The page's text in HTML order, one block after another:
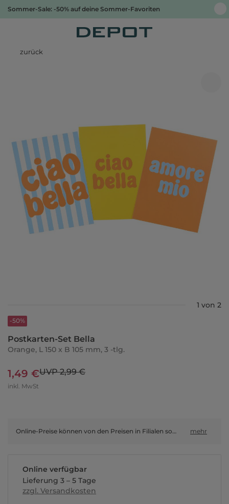
Sommer-Sale: -50% auf deine Sommer-Favoriten
zurück
1 von 2
-50%
Postkarten-Set Bella
Orange, L 150 x B 105 mm, 3 -tlg.
1,49 €UVP 2,99 €
inkl. MwSt
Online-Preise können von den Preisen in Filialen sowie Shop-in-Shop-Flächen abweichen. mehr
Online verfügbar
Lieferung 3 – 5 Tage
zzgl. Versandkosten